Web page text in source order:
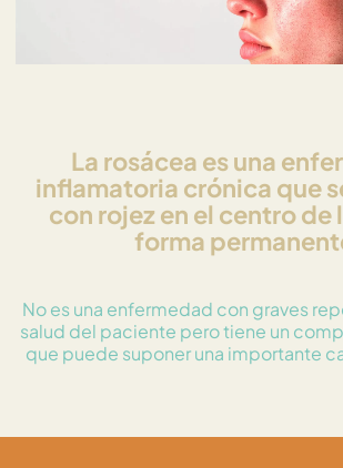
La rosácea es una
inflamatoria crónica que
con rojez en el centro de
forma
No es una enfermedad con graves
salud del paciente pero tiene un
que puede suponer una importante